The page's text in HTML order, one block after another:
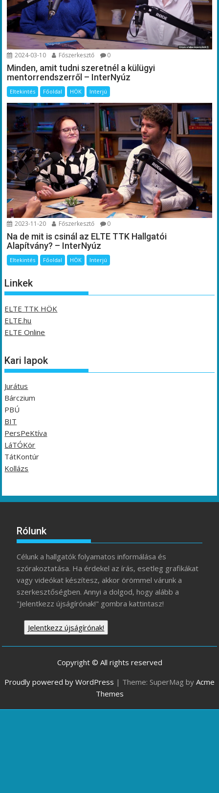
2024-03-10 Főszerkesztő 0
Minden, amit tudni szeretnél a külügyi
mentorrendszerről – InterNyúz
Eltekintés Főoldal HÖK Interjú
2023-11-20 Főszerkesztő 0
Na de mit is csinál az ELTE TTK Hallgatói
Alapítvány? – InterNyúz
Eltekintés Főoldal HÖK Interjú
Linkek
ELTE TTK HÖK
ELTE.hu
ELTE Online
Kari lapok
Jurátus
Bárczium
PBÚ
BIT
PersPeKtíva
LáTÓKör
TátKontúr
Kollázs
Rólunk
Célunk a hallgatók folyamatos informálása és
szórakoztatása. Ha érdekel az írás, esetleg grafikákat
vagy videókat készítesz, akkor örömmel várunk a
szerkesztőségben. Annyi a dolgod, hogy alább a
"Jelentkezz újságírónak!" gombra kattintasz!
Jelentkezz újságírónak!
Copyright © All rights reserved
Proudly powered by WordPress | Theme: SuperMag by Acme
Themes